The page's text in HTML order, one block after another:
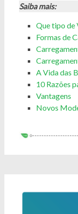
Saiba mais:
Que tipo de
Formas de
A Vida das
10 Razões
Vantagens
Novos